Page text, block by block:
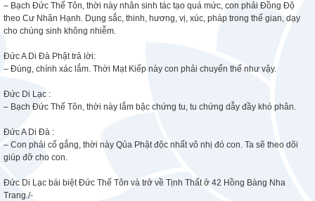
– Bạch Đức Thế Tôn, thời này nhân sinh tác tạo quá mức, con phải Đồng Độ
theo Cư Nhân Hạnh. Dụng sắc, thinh, hương, vị, xúc, pháp trong thế gian, dạy
cho chúng sinh không nhiễm.
Đức A Di Đà Phật trả lời:
– Đúng, chính xác lắm. Thời Mạt Kiếp này con phải chuyển thế như vậy.
Đức Di Lạc :
– Bạch Đức Thế Tôn, thời này lắm bậc chứng tu, tu chứng dẫy đầy khó phân.
Đức A Di Đà :
– Con phải cố gắng, thời này Qủa Phật độc nhất vô nhị đó con. Ta sẽ theo dõi
giúp đỡ cho con.
Đức Di Lạc bái biệt Đức Thế Tôn và trở về Tịnh Thất ở 42 Hồng Bàng Nha
Trang./-